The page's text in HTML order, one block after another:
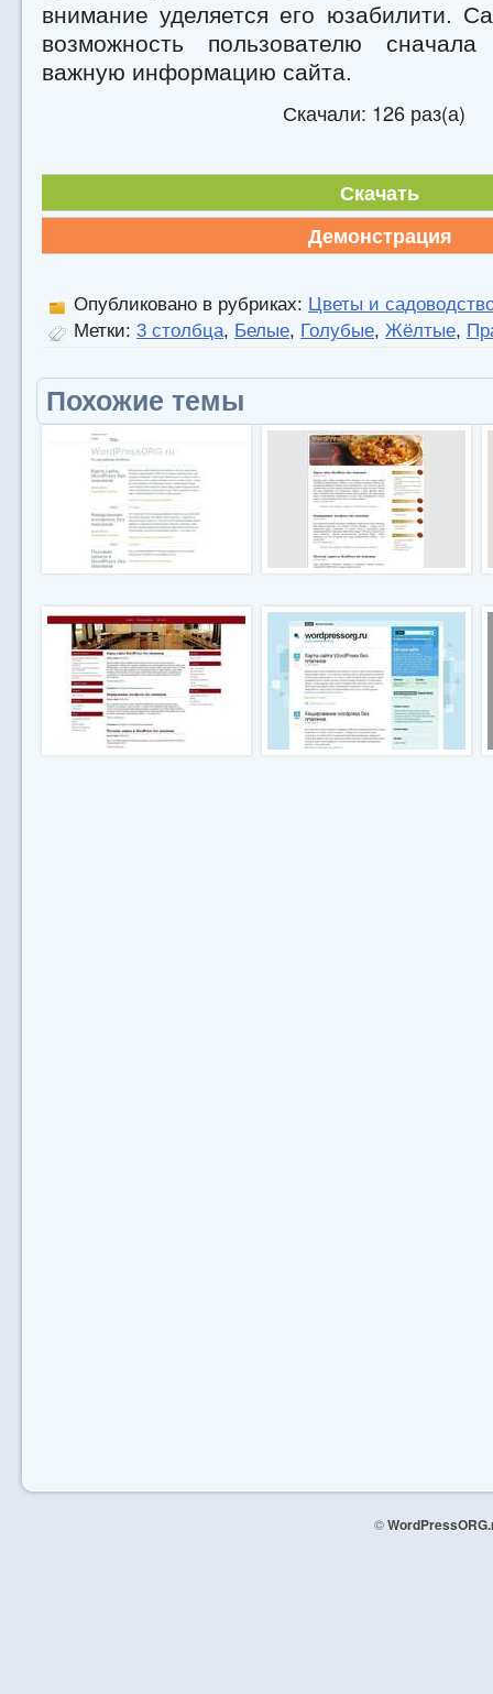
внимание уделяется его юзабилити.
возможность пользователю
важную информацию сайта.
Скачали: 126 раз(а)
Скачать
Демонстрация
Опубликовано в рубриках: Цветы и
Метки: 3 столбца, Белые, Голубые, Жёлтые,
Похожие темы
©